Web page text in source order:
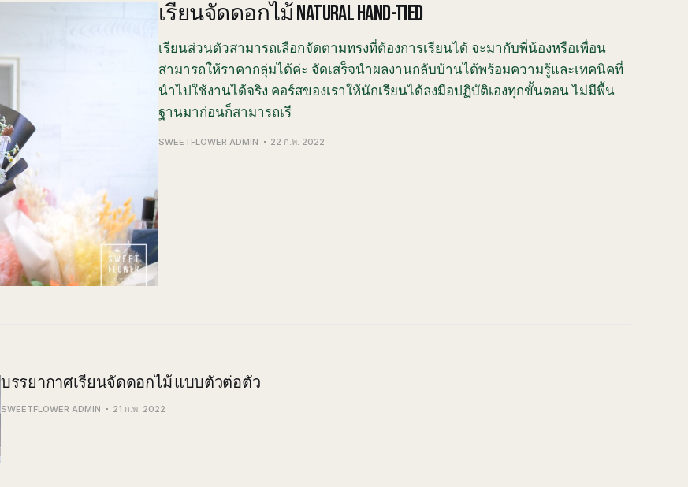
เรียนจัดดอกไม้ NATURAL HAND-TIED
เรียนส่วนตัวสามารถเลือกจัดตามทรงที่ต้องการเรียนได้ จะมากับพี่น้องหรือเพื่อน
สามารถให้ราคากลุ่มได้ค่ะ จัดเสร็จนำผลงานกลับบ้านได้พร้อมความรู้และเทคนิคที่
นำไปใช้งานได้จริง คอร์สของเราให้นักเรียนได้ลงมือปฏิบัติเองทุกขั้นตอน ไม่มีพื้น
ฐานมาก่อนก็สามารถเรี
SWEETFLOWER ADMIN 22 ก.พ. 2022
บรรยากาศเรียนจัดดอกไม้ แบบตัวต่อตัว
SWEETFLOWER ADMIN 21 ก.พ. 2022